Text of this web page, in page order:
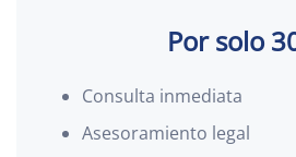
Por solo
Consulta inmediata
Asesoramiento legal